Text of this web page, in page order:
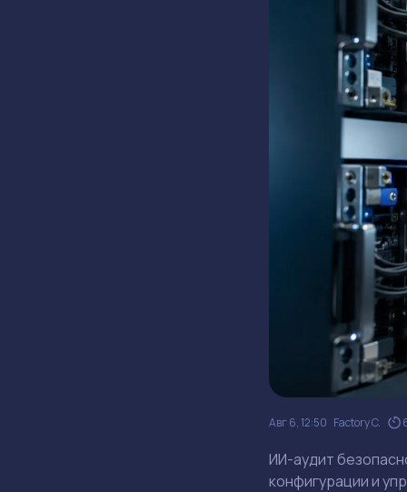
Авг 6, 12:50 Factory C.
ИИ-аудит
конфигурации и